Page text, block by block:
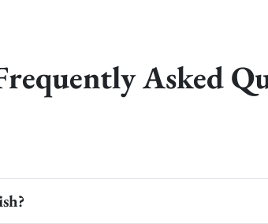
Asked